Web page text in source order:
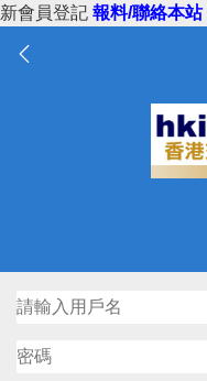
新會員登記 報料/聯絡本站